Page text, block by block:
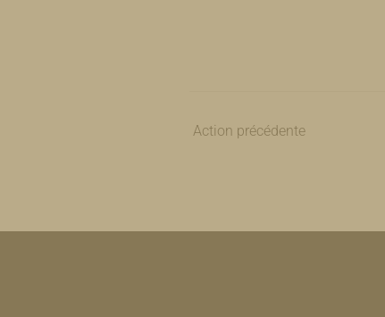
Action précédente